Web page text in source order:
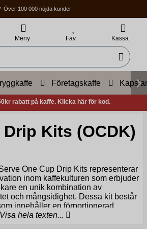
Över 100 000 nöjda kunder
✓ Fri frakt över 400Kr
Meny Fav Kassa
Företagskaffe Kapslar
rabatt på kaffe. Klicka här för kod.
Kits (OCDK)
One Cup Drip Kits representerar
inom kaffekulturen som erbjuder
en unik kombination av
och mångsidighet. Dessa kit består
innehåller en förportionerad
engångsfilteranordning som enkelt
Visa hela texten...